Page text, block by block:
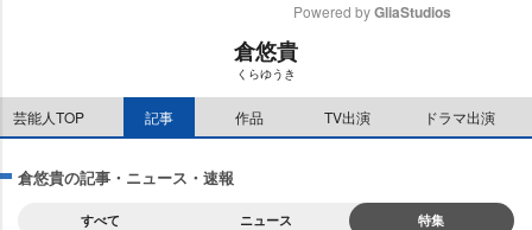
Powered by GliaStudios
倉悠貴
くらゆうき
芸能人TOP 記事 作品 TV出演 ドラマ出演
倉悠貴の記事・ニュース・速報
すべて ニュース 特集